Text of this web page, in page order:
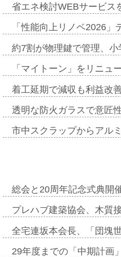
省エネ検討WEBサービ
「性能向上リノベ2026
約7割が物理鍵で管理、
「マイトーン」をリニ
着工延期で減収も利益改
透明な防火ガラスで意匠
市中スクラップからアル
総会と20周年記念式典開
プレハブ建築協会、木質
全宅連坂本会長、「団塊
29年度までの「中期計画